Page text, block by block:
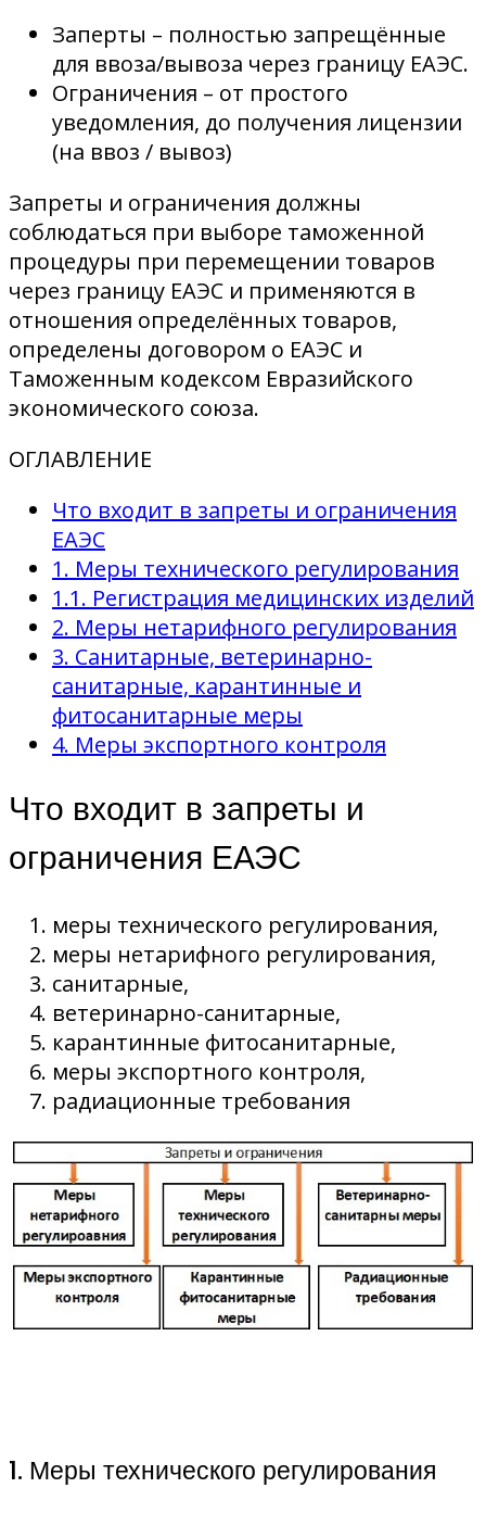
Заперты – полностью запрещённые
для ввоза/вывоза через границу ЕАЭС.
Ограничения – от простого
уведомления, до получения лицензии
(на ввоз / вывоз)
Запреты и ограничения должны
соблюдаться при выборе таможенной
процедуры при перемещении товаров
через границу ЕАЭС и применяются в
отношения определённых товаров,
определены договором о ЕАЭС и
Таможенным кодексом Евразийского
экономического союза.
ОГЛАВЛЕНИЕ
Что входит в запреты и ограничения
ЕАЭС
1. Меры технического регулирования
1.1. Регистрация медицинских изделий
2. Меры нетарифного регулирования
3. Санитарные, ветеринарно-
санитарные, карантинные и
фитосанитарные меры
4. Меры экспортного контроля
Что входит в запреты и
ограничения ЕАЭС
меры технического регулирования,
меры нетарифного регулирования,
санитарные,
ветеринарно-санитарные,
карантинные фитосанитарные,
меры экспортного контроля,
радиационные требования
1. Меры технического регулирования